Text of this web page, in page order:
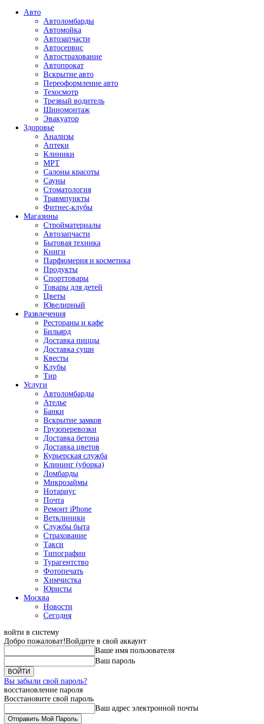
Авто
Автоломбарды
Автомойка
Автозапчасти
Автосервис
Автострахование
Автопрокат
Вскрытие авто
Переоформление авто
Техосмотр
Трезвый водитель
Шиномонтаж
Эвакуатор
Здоровье
Анализы
Аптеки
Клиники
МРТ
Салоны красоты
Сауны
Стоматология
Травмпункты
Фитнес-клубы
Магазины
Стройматериалы
Автозапчасти
Бытовая техника
Книги
Парфюмерия и косметика
Продукты
Спорттовары
Товары для детей
Цветы
Ювелирный
Развлечения
Рестораны и кафе
Бильярд
Доставка пиццы
Доставка суши
Квесты
Клубы
Тир
Услуги
Автоломбарды
Ателье
Банки
Вскрытие замков
Грузоперевозки
Доставка бетона
Доставка цветов
Курьерская служба
Клининг (уборка)
Ломбарды
Микрозаймы
Нотариус
Почта
Ремонт iPhone
Ветклиники
Службы быта
Страхование
Такси
Типографии
Турагентство
Фотопечать
Химчистка
Юристы
Москва
Новости
Сегодня
войти в систему
Добро пожаловат!Войдите в свой аккаунт
Ваше имя пользователя
Ваш пароль
Вы забыли свой пароль?
восстановление пароля
Восстановите свой пароль
Ваш адрес электронной почты